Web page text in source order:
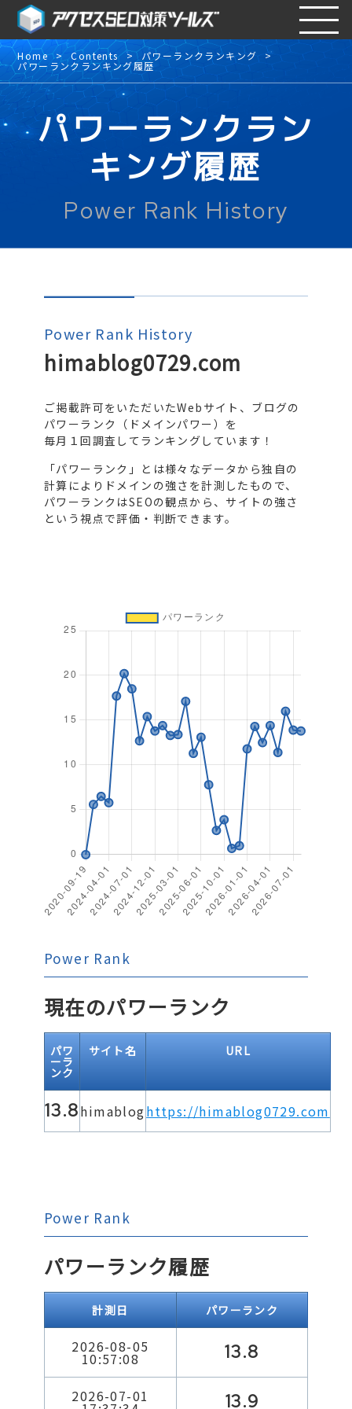
Home Contents パワーランクランキング
パワーランクランキング履歴
パワーランクラン
キング履歴
Power Rank History
Power Rank History
himablog0729.com
ご掲載許可をいただいたWebサイト、ブログの
パワーランク（ドメインパワー）を
毎月１回調査してランキングしています！
「パワーランク」とは様々なデータから独自の
計算によりドメインの強さを計測したもので、
パワーランクはSEOの観点から、サイトの強さ
という視点で評価・判断できます。
Power Rank
現在のパワーランク
パワ
ーラ
ンク
サイト名 URL
13.8himabloghttps://himablog0729.com
Power Rank
パワーランク履歴
計測日 パワーランク
2026-08-05
10:57:08 13.8
2026-07-01 13.9